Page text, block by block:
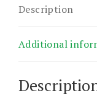
Description
Additional